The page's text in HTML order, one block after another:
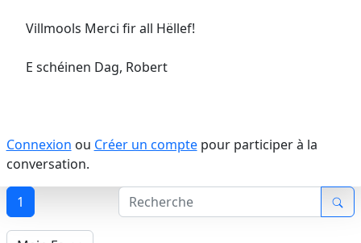
Villmools Merci fir all Hëllef!
E schéinen Dag, Robert
Connexion ou Créer un comptepour participer à la
conversation.
1